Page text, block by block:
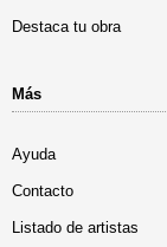
Destaca tu obra
Más
Ayuda
Contacto
Listado de artistas